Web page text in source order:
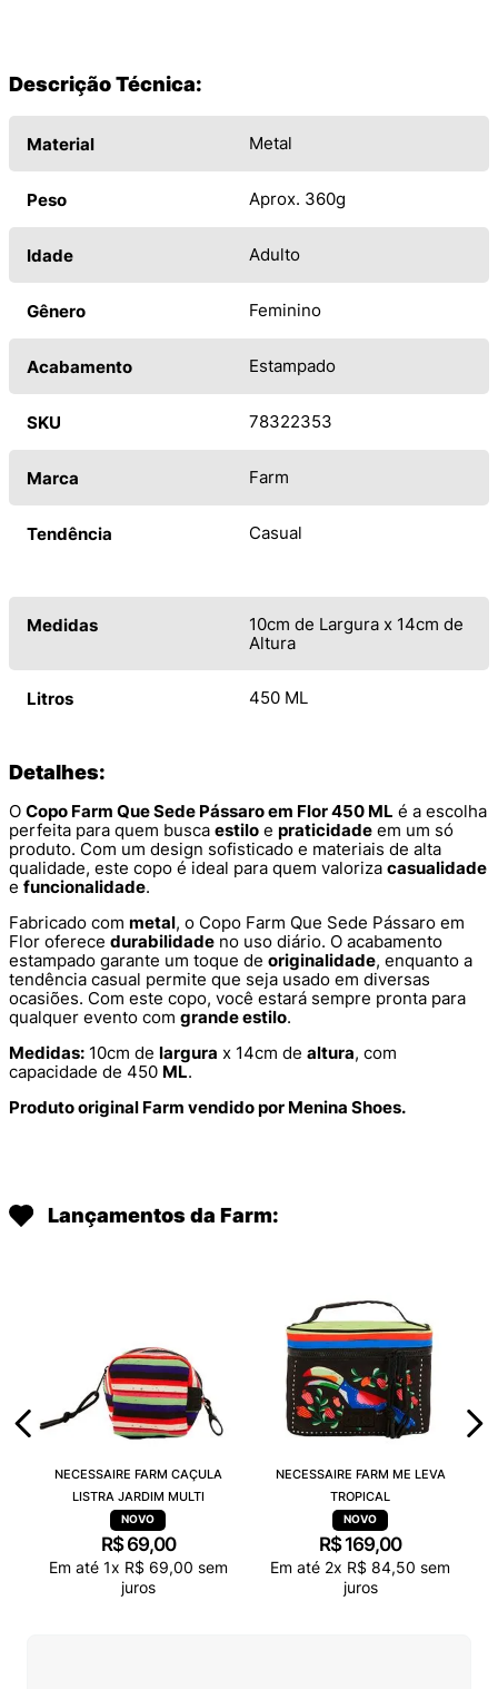
Descrição Técnica:
Material Metal
Peso Aprox. 360g
Idade Adulto
Gênero Feminino
Acabamento Estampado
SKU 78322353
Marca Farm
Tendência Casual
Medidas
10cm de Largura x 14cm de
Altura
Litros 450 ML
Detalhes:
O Copo Farm Que Sede Pássaro em Flor 450 ML é a escolha
perfeita para quem busca estilo e praticidade em um só
produto. Com um design sofisticado e materiais de alta
qualidade, este copo é ideal para quem valoriza casualidade
e funcionalidade.
Fabricado com metal, o Copo Farm Que Sede Pássaro em
Flor oferece durabilidade no uso diário. O acabamento
estampado garante um toque de originalidade, enquanto a
tendência casual permite que seja usado em diversas
ocasiões. Com este copo, você estará sempre pronta para
qualquer evento com grande estilo.
Medidas: 10cm de largura x 14cm de altura, com
capacidade de 450 ML.
Produto original Farm vendido por Menina Shoes.
Lançamentos da Farm:
NECESSAIRE FARM CAÇULA
LISTRA JARDIM MULTI
R$ 69,00
Em até 1x R$ 69,00 sem
juros
NECESSAIRE FARM ME LEVA
TROPICAL
R$ 169,00
Em até 2x R$ 84,50 sem
juros